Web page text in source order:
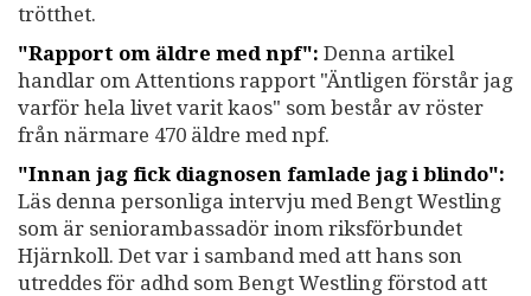
trötthet.
"Rapport om äldre med npf": Denna artikel
handlar om Attentions rapport "Äntligen förstår jag
varför hela livet varit kaos" som består av röster
från närmare 470 äldre med npf.
"Innan jag fick diagnosen famlade jag i blindo":
Läs denna personliga intervju med Bengt Westling
som är seniorambassadör inom riksförbundet
Hjärnkoll. Det var i samband med att hans son
utreddes för adhd som Bengt Westling förstod att